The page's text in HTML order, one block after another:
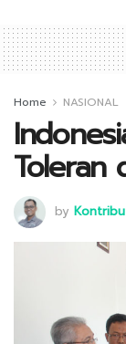
Home NASIONAL
Toleran
by